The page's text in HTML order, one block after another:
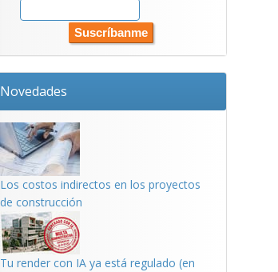
Novedades
Los costos indirectos en los proyectos
de construcción
Tu render con IA ya está regulado (en